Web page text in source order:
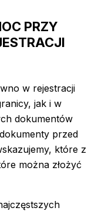
PRZY
w rejestracji
jak i w
dokumentów
przed
które z
można złożyć